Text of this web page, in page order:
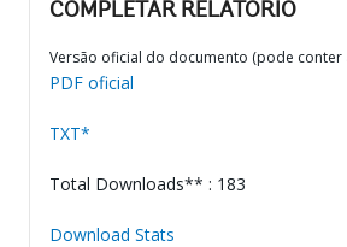
COMPLETAR RELATÓRIO
Versão oficial do documento (pode conter
PDF oficial
TXT*
Total Downloads** : 183
Download Stats